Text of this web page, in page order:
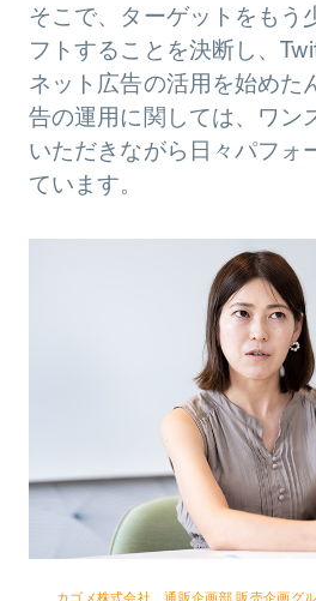
そこで、ターゲットをもう
フトすることを決断し、
ネット広告の活用を始めた
告の運用に関しては、ワン
いただきながら日々パフォ
ています。
カゴメ株式会社 通販企画部 販売企画グ